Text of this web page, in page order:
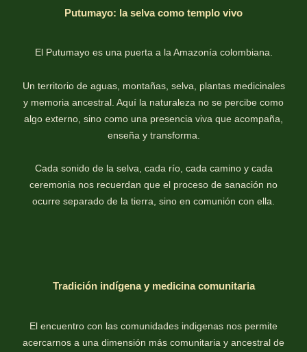
Putumayo: la selva como templo vivo
El Putumayo es una puerta a la Amazonía colombiana.
Un territorio de aguas, montañas, selva, plantas medicinales
y memoria ancestral. Aquí la naturaleza no se percibe como
algo externo, sino como una presencia viva que acompaña,
enseña y transforma.
Cada sonido de la selva, cada río, cada camino y cada
ceremonia nos recuerdan que el proceso de sanación no
ocurre separado de la tierra, sino en comunión con ella.
Tradición indígena y medicina comunitaria
El encuentro con las comunidades indigenas nos permite
acercarnos a una dimensión más comunitaria y ancestral de